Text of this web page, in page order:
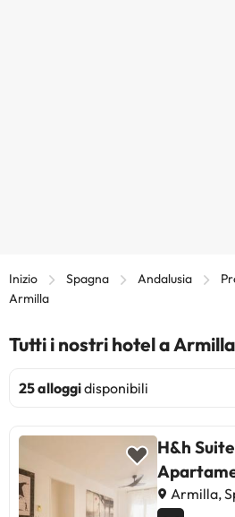
Inizio Spagna Andalusia
Armilla
Tutti i nostri hotel a Armilla
25 alloggidisponibili
H&h
Armilla,